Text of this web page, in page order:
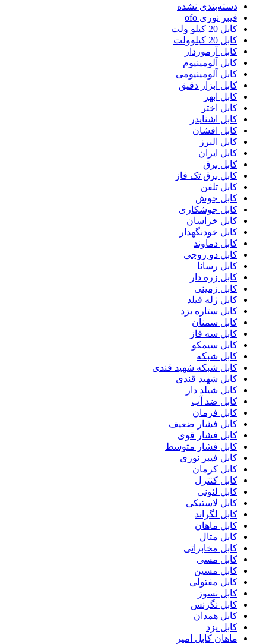
دسته‌بندی نشده
فیبر نوری ofo
کابل 20 کیلو ولت
کابل 20 کیلوولت
کابل آرموردار
کابل آلومینیوم
کابل آلومینیومی
کابل ابزار دقیق
کابل ابهر
کابل اختر
کابل اشنایدر
کابل افشان
کابل البرز
کابل ایران
کابل برق
کابل برق تک فاز
کابل تلفن
کابل جوش
کابل جوشکاری
کابل خراسان
کابل خودنگهدار
کابل دماوند
کابل دو زوجی
کابل رسانا
کابل زره دار
کابل زمینی
کابل ژله فیلد
کابل ستاره یزد
کابل سمنان
کابل سه فاز
کابل سیمکو
کابل شبکه
کابل شبکه شهید قندی
کابل شهید قندی
کابل شیلد دار
کابل ضد آب
کابل فرمان
کابل فشار ضعیف
کابل فشار قوی
کابل فشار متوسط
کابل فیبر نوری
کابل کرمان
کابل کنترل
کابل لئونی
کابل لاستیکی
کابل لگراند
کابل ماهان
کابل متال
کابل مخابراتی
کابل مسی
کابل مسین
کابل مفتولی
کابل نسوز
کابل نگزنس
کابل همدان
کابل یزد
ماهان کابل امیر